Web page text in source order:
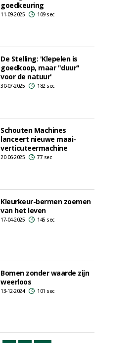
goedkeuring
11-09-2025 109 sec
De Stelling: 'Klepelen is
goedkoop, maar "duur"
voor de natuur'
30-07-2025 182 sec
Schouten Machines
lanceert nieuwe maai-
verticuteermachine
20-06-2025 77 sec
Kleurkeur-bermen zoemen
van het leven
17-04-2025 145 sec
Bomen zonder waarde zijn
weerloos
13-12-2024 101 sec